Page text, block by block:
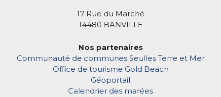
17 Rue du Marché
14480 BANVILLE
Nos partenaires
Communauté de communes Seulles Terre et Mer
Office de tourisme Gold Beach
Géoportail
Calendrier des marées